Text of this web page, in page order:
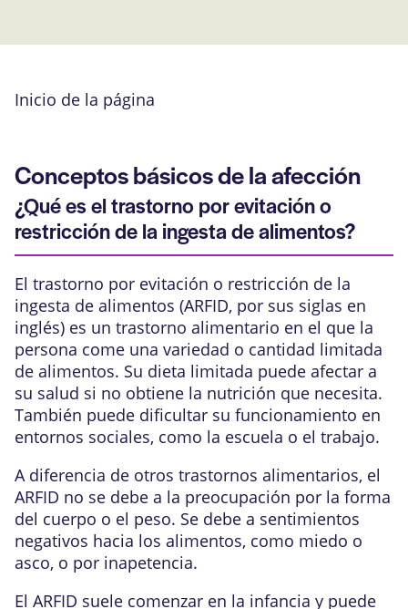
Inicio de la página
Conceptos básicos de la afección
¿Qué es el trastorno por evitación o
restricción de la ingesta de alimentos?
El trastorno por evitación o restricción de la
ingesta de alimentos (ARFID, por sus siglas en
inglés) es un trastorno alimentario en el que la
persona come una variedad o cantidad limitada
de alimentos. Su dieta limitada puede afectar a
su salud si no obtiene la nutrición que necesita.
También puede dificultar su funcionamiento en
entornos sociales, como la escuela o el trabajo.
A diferencia de otros trastornos alimentarios, el
ARFID no se debe a la preocupación por la forma
del cuerpo o el peso. Se debe a sentimientos
negativos hacia los alimentos, como miedo o
asco, o por inapetencia.
El ARFID suele comenzar en la infancia y puede